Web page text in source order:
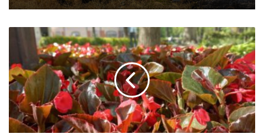
„Ez már nekünk is sok” – szabadtéri
tüzek tombolnak országszerte,
odafigyelést kérnek a tűzoltók (fotók)
Szépen
visszatér
az
igazi
nyár:
szombaton
délelőtt
a